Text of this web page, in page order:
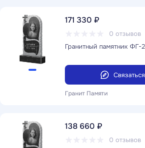
171 330 ₽
0 отзывов
Связаться
Гранит Памяти
138 660 ₽
0 отзывов